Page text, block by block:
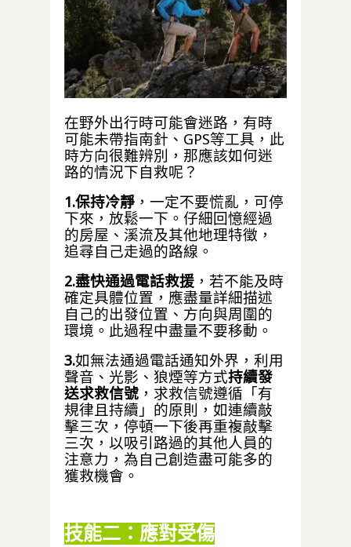
在野外出行時可能會迷路，有時
可能未帶指南針、GPS等工具，此
時方向很難辨別，那應該如何迷
路的情況下自救呢？
1.保持冷靜 ，一定不要慌亂，可停
下來，放鬆一下。仔細回憶經過
的房屋、溪流及其他地理特徵，
追尋自己走過的路線。
2.盡快通過電話救援 ，若不能及時
確定具體位置，應盡量詳細描述
自己的出發位置、方向與周圍的
環境。此過程中盡量不要移動。
3.如無法通過電話通知外界，利用
聲音、光影、狼煙等方式持續發
送求救信號 ，求救信號遵循「有
規律且持續」的原則，如連續敲
擊三次，停頓一下後再重複敲擊
三次，以吸引路過的其他人員的
注意力，為自己創造盡可能多的
獲救機會。
技能二：應對受傷